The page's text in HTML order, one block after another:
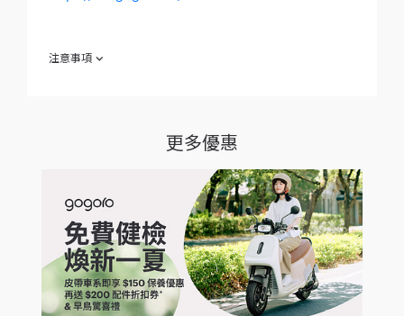
注意事項
「參加人」）於參加之同時，即視為同意本注意事項之規範；如
不願同意本注意事項之全部或一部，請勿參加本活動：
活動時間：2025/12/12 10:00 - 2025/12/25 23:59
活動資格：所有 Gogoro / PBGN 車主，不限資費方案。
獲得徽章方式：本活動徽章共 5 款。只要符合以下騎乘里程
數就可以獲得不同 Level 聖誕節徽章，里程公里數越長、就
能離聖誕村越近，發現聖誕老人的真面目！徽章累積進度可
於 Gogoro App / Gogoro Network App「帳號與設定」>
「徽章成就」查看。同一車主恕無法重複領取同一徽章。
Level 1 徽章：活動期間騎乘累積 20 公里
Level 2 徽章：活動期間騎乘累積 50 公里
更多優惠